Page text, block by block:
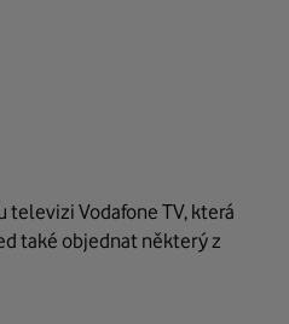
Vodafone TV, která
také objednat některý z